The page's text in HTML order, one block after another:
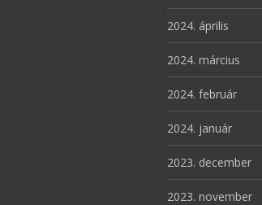
2024. április
2024. március
2024. február
2024. január
2023. december
2023. november